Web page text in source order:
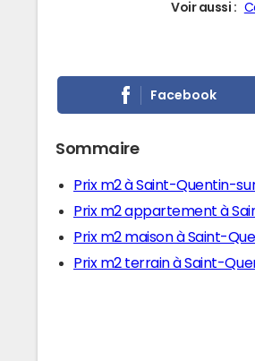
Voir aussi :
Facebook
Sommaire
Prix m2 à Saint-Quentin-
Prix m2 appartement à
Prix m2 maison à Saint-
Prix m2 terrain à Saint-